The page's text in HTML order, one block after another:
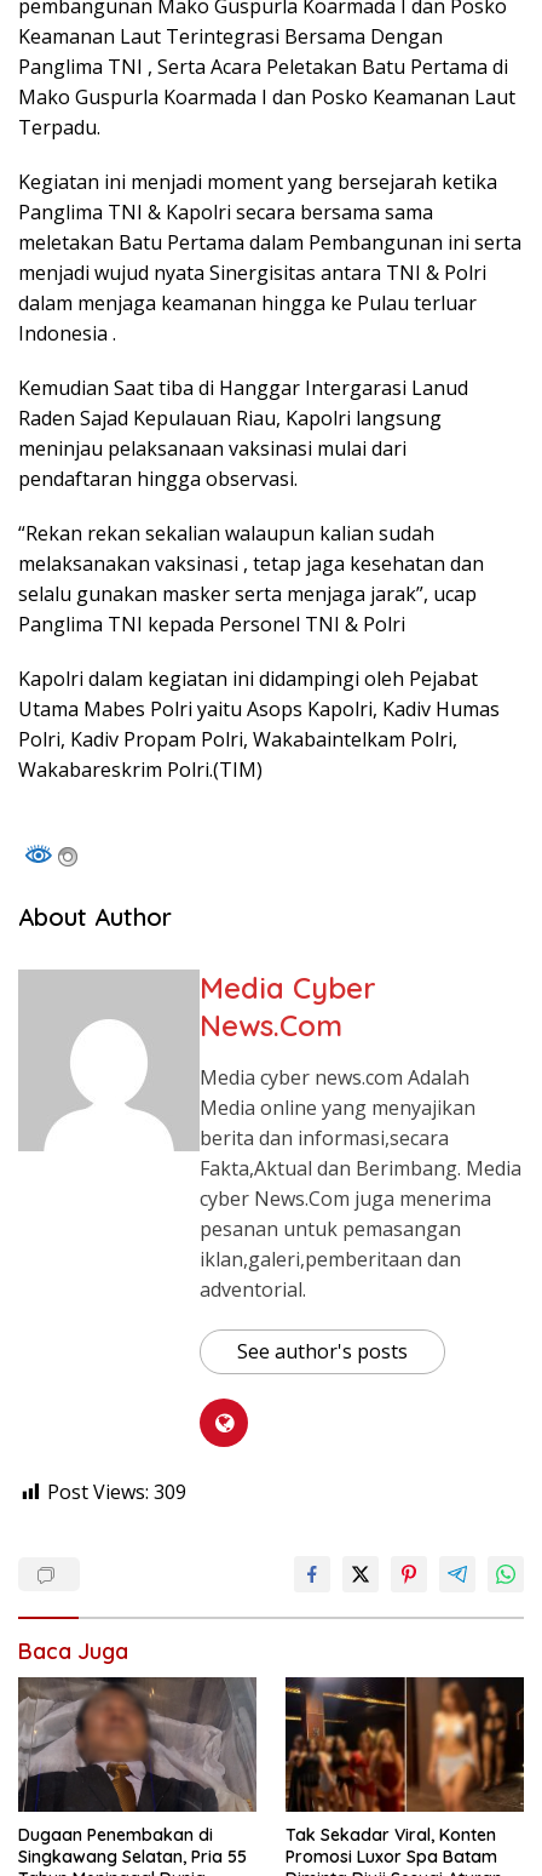
pembangunan Mako Guspurla Koarmada I dan Posko
Keamanan Laut Terintegrasi Bersama Dengan
Panglima TNI , Serta Acara Peletakan Batu Pertama di
Mako Guspurla Koarmada I dan Posko Keamanan Laut
Terpadu.
Kegiatan ini menjadi moment yang bersejarah ketika
Panglima TNI & Kapolri secara bersama sama
meletakan Batu Pertama dalam Pembangunan ini serta
menjadi wujud nyata Sinergisitas antara TNI & Polri
dalam menjaga keamanan hingga ke Pulau terluar
Indonesia .
Kemudian Saat tiba di Hanggar Intergarasi Lanud
Raden Sajad Kepulauan Riau, Kapolri langsung
meninjau pelaksanaan vaksinasi mulai dari
pendaftaran hingga observasi.
“Rekan rekan sekalian walaupun kalian sudah
melaksanakan vaksinasi , tetap jaga kesehatan dan
selalu gunakan masker serta menjaga jarak”, ucap
Panglima TNI kepada Personel TNI & Polri
Kapolri dalam kegiatan ini didampingi oleh Pejabat
Utama Mabes Polri yaitu Asops Kapolri, Kadiv Humas
Polri, Kadiv Propam Polri, Wakabaintelkam Polri,
Wakabareskrim Polri.(TIM)
About Author
Media Cyber
News.Com
Media cyber news.com Adalah
Media online yang menyajikan
berita dan informasi,secara
Fakta,Aktual dan Berimbang. Media
cyber News.Com juga menerima
pesanan untuk pemasangan
iklan,galeri,pemberitaan dan
adventorial.
See author's posts
Post Views: 309
Baca Juga
Dugaan Penembakan di
Singkawang Selatan, Pria 55
Tak Sekadar Viral, Konten
Promosi Luxor Spa Batam